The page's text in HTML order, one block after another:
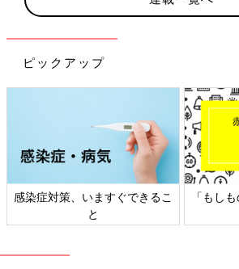
ピックアップ
感染症対策、いますぐできるこ
と
「もし